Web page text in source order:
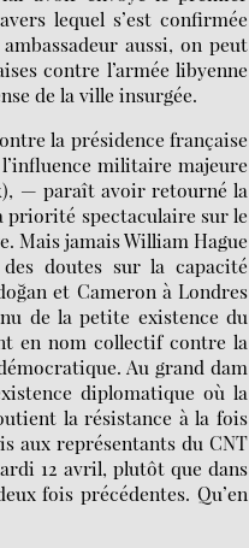
lequel s’est confirmée
aussi, on peut
contre l’armée libyenne
de la ville insurgée.
la présidence française
militaire majeure
— paraît avoir retourné la
priorité spectaculaire sur le
Mais jamais William Hague
doutes sur la capacité
et Cameron à Londres
de la petite existence du
en nom collectif contre la
Au grand dam
diplomatique où la
la résistance à la fois
aux représentants du CNT
12 avril, plutôt que dans
fois précédentes. Qu’en